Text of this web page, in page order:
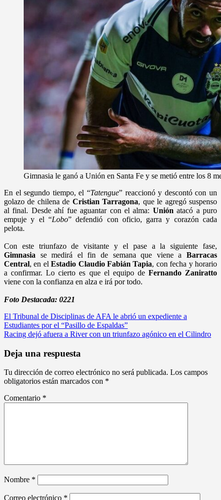
Gimnasia le ganó a Unión en Santa Fe y se metió entre los 8
En el segundo tiempo, el “Tatengue” reaccionó y descontó con un
golazo de chilena de Cristian Tarragona, que le agregó suspenso
al final. Desde ahí fue aguantar con el alma: Unión atacó a puro
empuje y el “Lobo” defendió con oficio, garra y corazón cada
pelota.
Con este triunfazo de visitante y el pase a la siguiente fase,
Gimnasia se medirá el fin de semana que viene a Barracas
Central, en elEstadio Claudio Fabián Tapia, con fecha y horario
a confirmar. Lo cierto es que el equipo deFernando Zaniratto
viene con la confianza en alza e irá por todo.
Foto Destacada: 0221
Navegación
de
El Tribunal de Disciplinas de AFA le abrió un expediente a
Estudiantes por el “Pasillo de Espaldas”
Racing dejó afuera a River con un triunfazo agónico en el Cilindro
Deja una respuesta
Tu dirección de correo electrónico no será publicada. Los campos
obligatorios están marcados con *
Comentario *
Nombre *
Correo electrónico *